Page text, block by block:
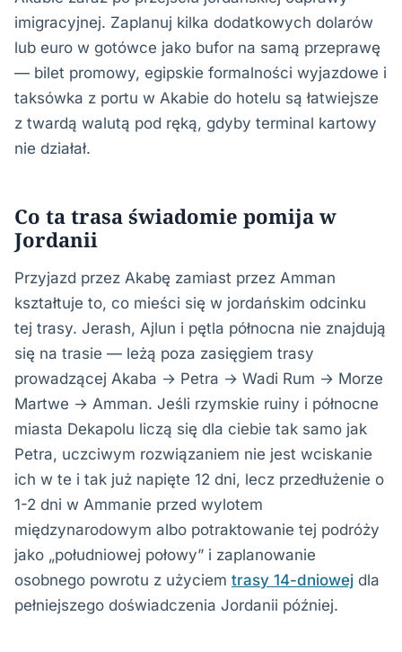
imigracyjnej. Zaplanuj kilka dodatkowych dolarów
lub euro w gotówce jako bufor na samą przeprawę
— bilet promowy, egipskie formalności wyjazdowe i
taksówka z portu w Akabie do hotelu są łatwiejsze
z twardą walutą pod ręką, gdyby terminal kartowy
nie działał.
Co ta trasa świadomie pomija w
Jordanii
Przyjazd przez Akabę zamiast przez Amman
kształtuje to, co mieści się w jordańskim odcinku
tej trasy. Jerash, Ajlun i pętla północna nie znajdują
się na trasie — leżą poza zasięgiem trasy
prowadzącej Akaba → Petra → Wadi Rum → Morze
Martwe → Amman. Jeśli rzymskie ruiny i północne
miasta Dekapolu liczą się dla ciebie tak samo jak
Petra, uczciwym rozwiązaniem nie jest wciskanie
ich w te i tak już napięte 12 dni, lecz przedłużenie o
1-2 dni w Ammanie przed wylotem
międzynarodowym albo potraktowanie tej podróży
jako „południowej połowy” i zaplanowanie
osobnego powrotu z użyciem trasy 14-dniowej dla
pełniejszego doświadczenia Jordanii później.